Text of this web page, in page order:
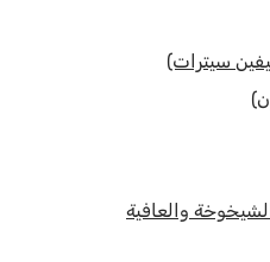
سيترات)
والعافية